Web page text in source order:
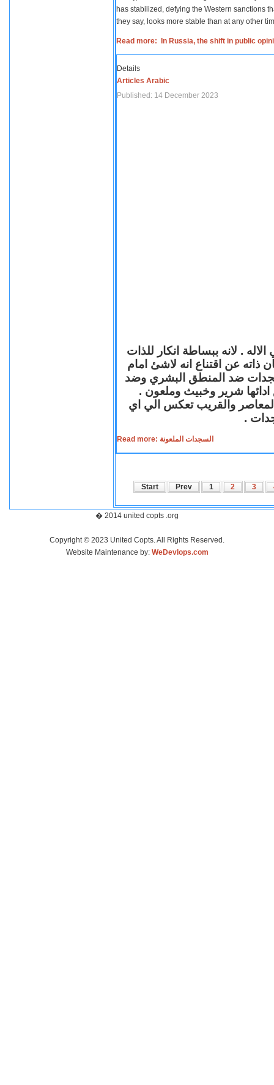
has stabilized, defying the Western sanctions
they say, looks more stable than at any other
Read more: In Russia, the shift in public
Details
Articles Arabic
Published: 14 December 2023
. لانه ببساطة انكار للذات
ذاته عن اقتناع انه لاشئ امام
ضد المنطق البشري وضد
ادائها شرير وخبيث وملعون .
المعاصر والقريب تعكس الي اي
.
Read more: السجدات الملعونة
Start Prev 1 2 3
� 2014 united copts .org
Copyright © 2023 United Copts. All Rights Reserved.
Website Maintenance by: WeDevlops.com